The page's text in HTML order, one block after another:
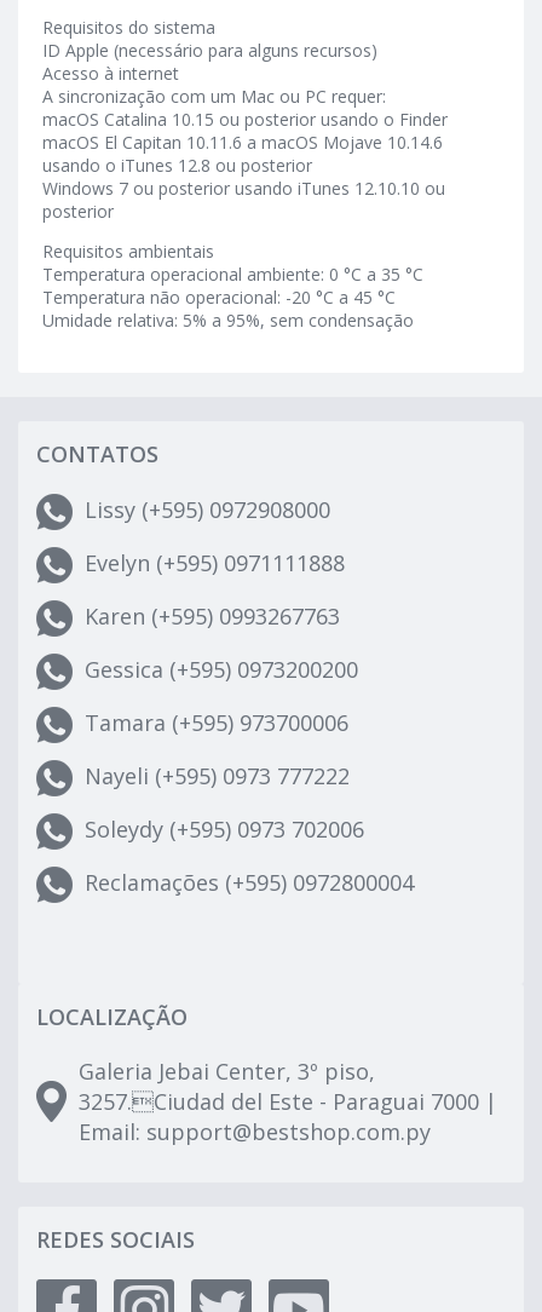
Requisitos do sistema
ID Apple (necessário para alguns recursos)
Acesso à internet
A sincronização com um Mac ou PC requer:
macOS Catalina 10.15 ou posterior usando o Finder
macOS El Capitan 10.11.6 a macOS Mojave 10.14.6
usando o iTunes 12.8 ou posterior
Windows 7 ou posterior usando iTunes 12.10.10 ou
posterior
Requisitos ambientais
Temperatura operacional ambiente: 0 °C a 35 °C
Temperatura não operacional: -20 °C a 45 °C
Umidade relativa: 5% a 95%, sem condensação
CONTATOS
Lissy (+595) 0972908000
Evelyn (+595) 0971111888
Karen (+595) 0993267763
Gessica (+595) 0973200200
Tamara (+595) 973700006
Nayeli (+595) 0973 777222
Soleydy (+595) 0973 702006
Reclamações (+595) 0972800004
LOCALIZAÇÃO
Galeria Jebai Center, 3º piso,
3257.Ciudad del Este - Paraguai 7000 |
Email: support@bestshop.com.py
REDES SOCIAIS